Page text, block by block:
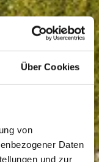
Über Cookies
von
Daten
und zur